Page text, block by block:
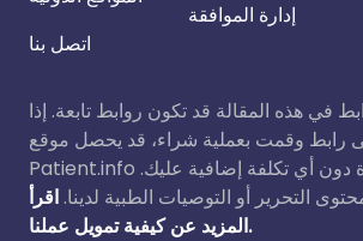
اتصل بنا
إدارة الموافقة
في هذه المقالة قد تكون روابط تابعة. إذا
رابط وقمت بعملية شراء، قد يحصل موقع
Patient.info على عمولة صغيرة دون أي تكلفة إضافية عليك.
التحرير أو التوصيات الطبية لدينا. اقرأ
المزيد عن كيفية تمويل عملنا.